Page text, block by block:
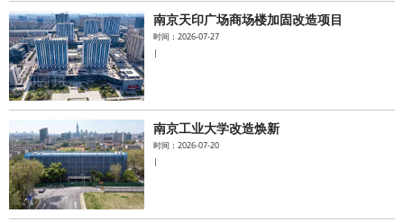
案例中心 南京天印广场商场楼加固改造项目
时间：2026-07-27
|
南京工业大学改造焕新
时间：2026-07-20
|